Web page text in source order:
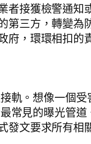
接獲檢警通
三方，轉變
府，環環相扣的
軌。想像一個
常見的曝光管
文要求所有